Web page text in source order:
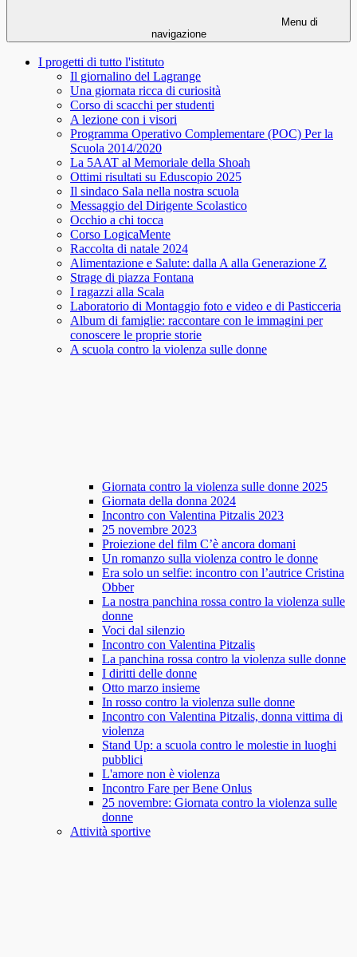
Menu di
navigazione
I progetti di tutto l'istituto
Il giornalino del Lagrange
Una giornata ricca di curiosità
Corso di scacchi per studenti
A lezione con i visori
Programma Operativo Complementare (POC) Per la
Scuola 2014/2020
La 5AAT al Memoriale della Shoah
Ottimi risultati su Eduscopio 2025
Il sindaco Sala nella nostra scuola
Messaggio del Dirigente Scolastico
Occhio a chi tocca
Corso LogicaMente
Raccolta di natale 2024
Alimentazione e Salute: dalla A alla Generazione Z
Strage di piazza Fontana
I ragazzi alla Scala
Laboratorio di Montaggio foto e video e di Pasticceria
Album di famiglie: raccontare con le immagini per
conoscere le proprie storie
A scuola contro la violenza sulle donne
Giornata contro la violenza sulle donne 2025
Giornata della donna 2024
Incontro con Valentina Pitzalis 2023
25 novembre 2023
Proiezione del film C’è ancora domani
Un romanzo sulla violenza contro le donne
Era solo un selfie: incontro con l’autrice Cristina
Obber
La nostra panchina rossa contro la violenza sulle
donne
Voci dal silenzio
Incontro con Valentina Pitzalis
La panchina rossa contro la violenza sulle donne
I diritti delle donne
Otto marzo insieme
In rosso contro la violenza sulle donne
Incontro con Valentina Pitzalis, donna vittima di
violenza
Stand Up: a scuola contro le molestie in luoghi
pubblici
L'amore non è violenza
Incontro Fare per Bene Onlus
25 novembre: Giornata contro la violenza sulle
donne
Attività sportive